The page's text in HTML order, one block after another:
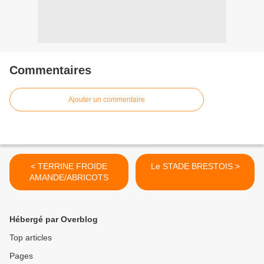
Commentaires
Ajouter un commentaire
< TERRINE FROIDE
AMANDE/ABRICOTS
Le STADE BRESTOIS >
Hébergé par Overblog
Top articles
Pages